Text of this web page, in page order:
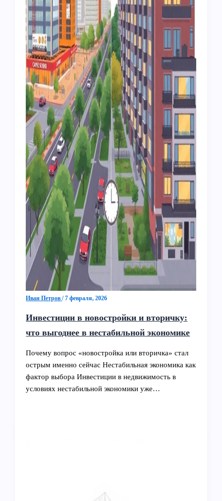
Иван Петров/7 февраля, 2026
Инвестиции в новостройки и вторичку:
что выгоднее в нестабильной экономике
Почему вопрос «новостройка или вторичка» стал
острым именно сейчас Нестабильная экономика как
фактор выбора Инвестиции в недвижимость в
условиях нестабильной экономики уже…